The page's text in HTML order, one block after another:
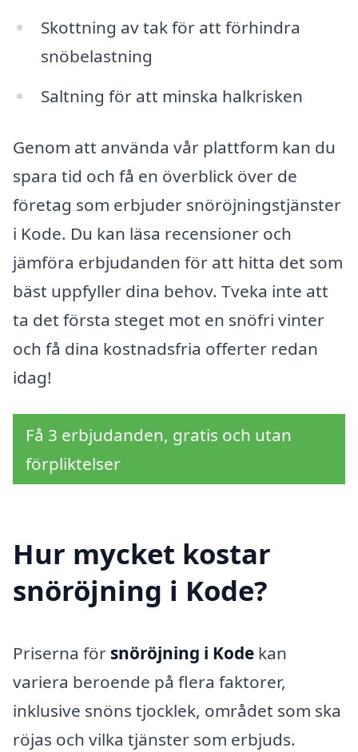
Skottning av tak för att förhindra
snöbelastning
Saltning för att minska halkrisken
Genom att använda vår plattform kan du
spara tid och få en överblick över de
företag som erbjuder snöröjningstjänster
i Kode. Du kan läsa recensioner och
jämföra erbjudanden för att hitta det som
bäst uppfyller dina behov. Tveka inte att
ta det första steget mot en snöfri vinter
och få dina kostnadsfria offerter redan
idag!
Få 3 erbjudanden, gratis och utan
förpliktelser
Hur mycket kostar
snöröjning i Kode?
Priserna för snöröjning i Kode kan
variera beroende på flera faktorer,
inklusive snöns tjocklek, området som ska
röjas och vilka tjänster som erbjuds.